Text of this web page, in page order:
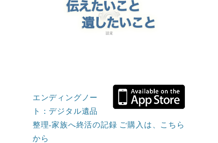
エンディングノー
ト：デジタル遺品
整理-家族へ終活の記録 ご購入は、こちら
から